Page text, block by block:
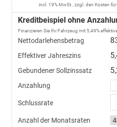
incl. 19% MwSt., zzgl. den Kosten
Kreditbeispiel ohne
Finanzieren Sie Ihr Fahrzeug mit 5,49%
Nettodarlehensbetrag
Effektiver Jahreszins
Gebundener Sollzinssatz
Anzahlung
Schlussrate
Anzahl der Monatsraten